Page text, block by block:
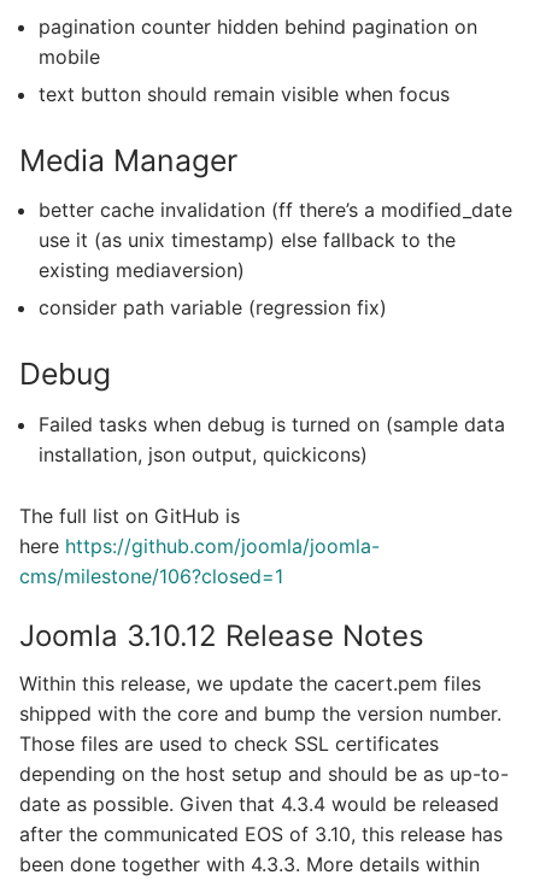
pagination counter hidden behind pagination on
mobile
text button should remain visible when focus
Media Manager
better cache invalidation (ff there’s a modified_date
use it (as unix timestamp) else fallback to the
existing mediaversion)
consider path variable (regression fix)
Debug
Failed tasks when debug is turned on (sample data
installation, json output, quickicons)
The full list on GitHub is
here https://github.com/joomla/joomla-
cms/milestone/106?closed=1
Joomla 3.10.12 Release Notes
Within this release, we update the cacert.pem files
shipped with the core and bump the version number.
Those files are used to check SSL certificates
depending on the host setup and should be as up-to-
date as possible. Given that 4.3.4 would be released
after the communicated EOS of 3.10, this release has
been done together with 4.3.3. More details within